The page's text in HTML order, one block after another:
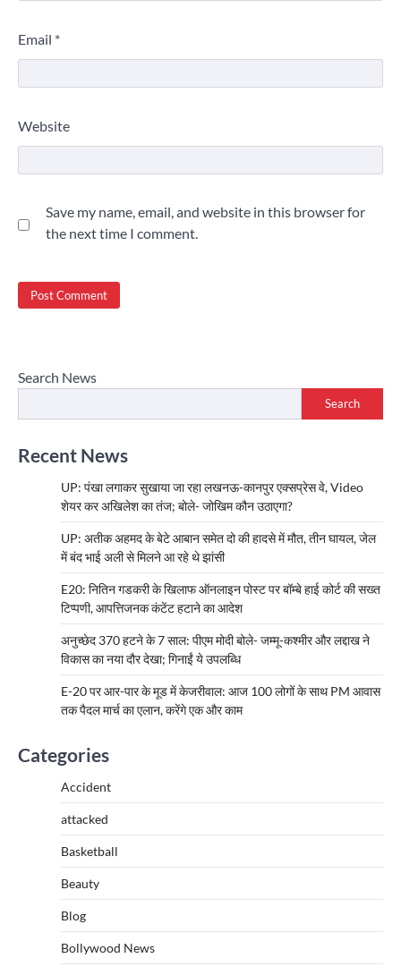
Email *
Website
Save my name, email, and website in this browser for
the next time I comment.
Search News
Search
Recent News
UP: पंखा लगाकर सुखाया जा रहा लखनऊ-कानपुर एक्सप्रेस वे, Video
शेयर कर अखिलेश का तंज; बोले- जोखिम कौन उठाएगा?
UP: अतीक अहमद के बेटे आबान समेत दो की हादसे में मौत, तीन घायल, जेल
में बंद भाई अली से मिलने आ रहे थे झांसी
E20: नितिन गडकरी के खिलाफ ऑनलाइन पोस्ट पर बॉम्बे हाई कोर्ट की सख्त
टिप्पणी, आपत्तिजनक कंटेंट हटाने का आदेश
अनुच्छेद 370 हटने के 7 साल: पीएम मोदी बोले- जम्मू-कश्मीर और लद्दाख ने
विकास का नया दौर देखा; गिनाईं ये उपलब्धि
E-20 पर आर-पार के मूड में केजरीवाल: आज 100 लोगों के साथ PM आवास
तक पैदल मार्च का एलान, करेंगे एक और काम
Categories
Accident
attacked
Basketball
Beauty
Blog
Bollywood News